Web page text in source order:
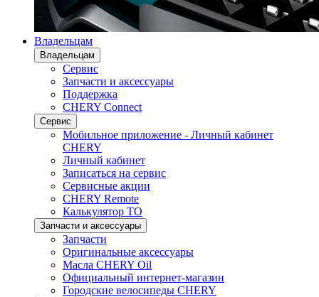
Владельцам
Владельцам
Сервис
Запчасти и аксессуары
Поддержка
CHERY Connect
Сервис
Мобильное приложение - Личный кабинет
CHERY
Личный кабинет
Записаться на сервис
Сервисные акции
CHERY Remote
Калькулятор ТО
Запчасти и аксессуары
Запчасти
Оригинальные аксессуары
Масла CHERY Oil
Официальный интернет-магазин
Городские велосипеды CHERY